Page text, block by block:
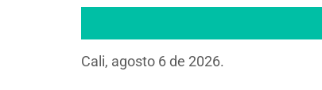
Cali, agosto 6 de 2026.